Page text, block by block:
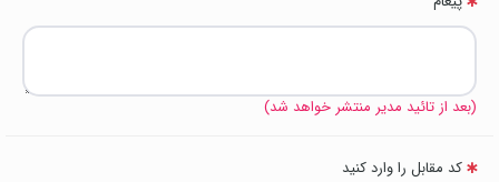
(بعد از تائید مدیر منتشر خواهد شد)
کد مقابل را وارد کنید